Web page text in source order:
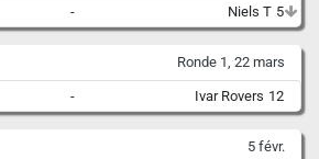
- Niels T 5
Ronde 1, 22 mars
- Ivar Rovers 12
5 févr.